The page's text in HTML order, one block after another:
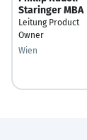
Staringer MBA
Leitung Product
Owner
Wien